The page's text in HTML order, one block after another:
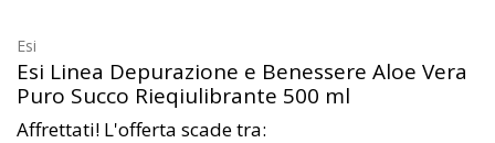
Esi
Esi Linea Depurazione e Benessere Aloe Vera
Puro Succo Rieqiulibrante 500 ml
Affrettati! L'offerta scade tra: